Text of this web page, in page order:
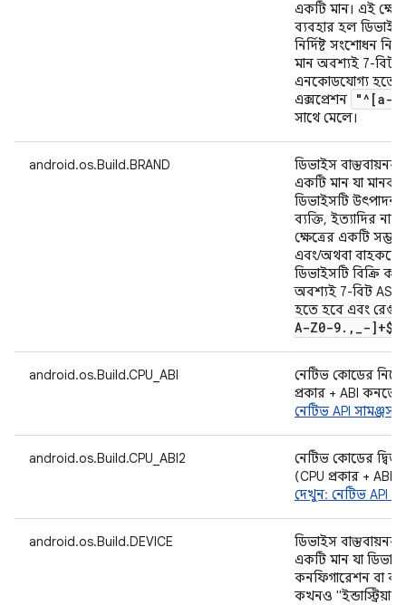
একটি মান। এই
ব্যবহার হল
নির্দিষ্ট সংশোধন
মান অবশ্যই 7-বিট
এনকোডযোগ্য হতে
এক্সপ্রেশন
"^[a-z
সাথে মেলে।
android.os.Build.BRAND
ডিভাইস
একটি মান যা মানব-
ডিভাইসটি
ব্যক্তি, ইত্যাদির
ক্ষেত্রের একটি
এবং/অথবা বাহককে
ডিভাইসটি বিক্রি
অবশ্যই 7-বিট
হতে হবে এবং
A-Z0-9. , _-]+$"
android.os.Build.CPU_ABI
নেটিভ কোডের
প্রকার + ABI
নেটিভ API সামঞ্জস্য
android.os.Build.CPU_ABI2
নেটিভ কোডের
(CPU প্রকার +
দেখুন: নেটিভ API
android.os.Build.DEVICE
ডিভাইস
একটি মান যা
কনফিগারেশন বা
কখনও